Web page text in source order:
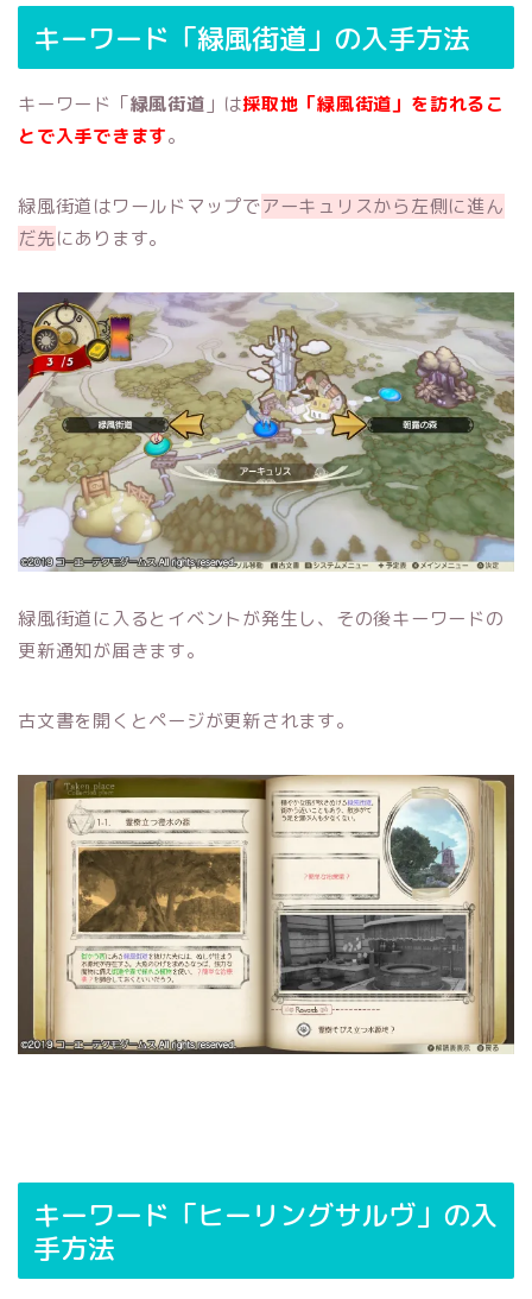
キーワード「緑風街道」の入手方法
キーワード「緑風街道 」は採取地「緑風街道」を訪れるこ
とで入手できます。
緑風街道はワールドマップでアーキュリスから左側に進ん
だ先にあります。
緑風街道に入るとイベントが発生し、その後キーワードの
更新通知が届きます。
古文書を開くとページが更新されます。
キーワード「ヒーリングサルヴ」の入
手方法